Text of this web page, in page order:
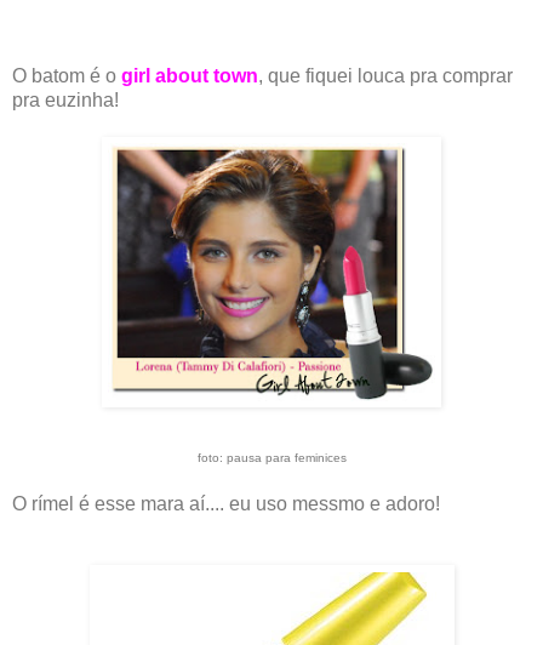
O batom é o girl about town, que fiquei louca pra comprar
pra euzinha!
foto: pausa para feminices
O rímel é esse mara aí.... eu uso messmo e adoro!